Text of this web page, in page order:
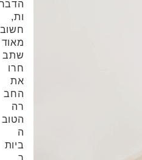
הדבר
ות,
חשוב
מאוד
שתב
חרו
את
החב
רה
הטוב
ה
ביות